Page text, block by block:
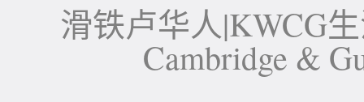
滑铁卢华人|KWCG
Cambridge &